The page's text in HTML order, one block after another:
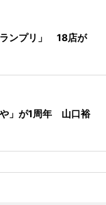
ランプリ」 18店が
」が1周年 山口裕